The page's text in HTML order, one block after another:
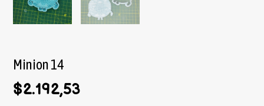
Minion 14
$2.192,53